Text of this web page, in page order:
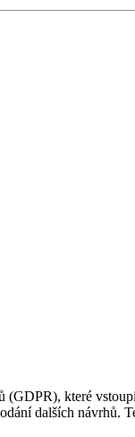
(GDPR), které
dalších návrhů.